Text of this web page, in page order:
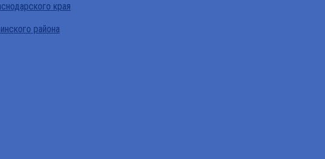
края
района